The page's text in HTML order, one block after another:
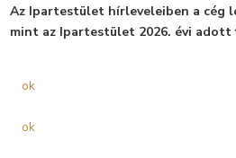
Az Ipartestület hírleveleiben a cég
mint az Ipartestület 2026. évi adott
ok
ok